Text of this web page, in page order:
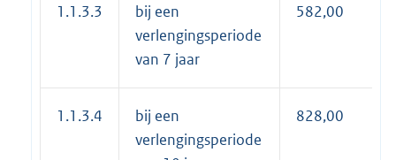
1.1.3.3
bij een
verlengingsperiode
van 7 jaar
582,00
1.1.3.4
bij een
verlengingsperiode
828,00